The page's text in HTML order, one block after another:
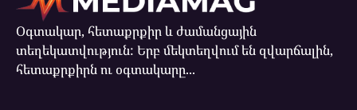
Օգտակար, հետաքրքիր և ժամանցային
տեղեկատվություն: Երբ մեկտեղվում են զվարճալին,
հետաքրքիրն ու օգտակարը...